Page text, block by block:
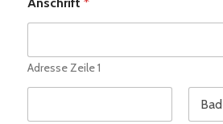
Adresse Zeile 1